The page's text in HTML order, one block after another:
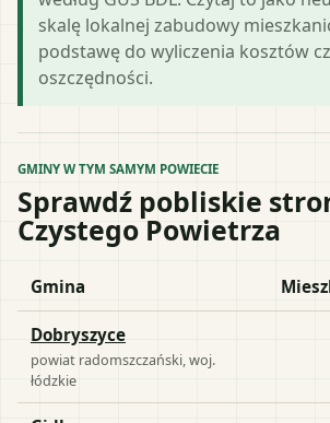
skalę lokalnej zabudowy
podstawę do wyliczenia kosztów
oszczędności.
GMINY W TYM SAMYM POWIECIE
Sprawdź pobliskie
Czystego Powietrza
Gmina
Dobryszyce
powiat radomszczański , woj.
łódzkie